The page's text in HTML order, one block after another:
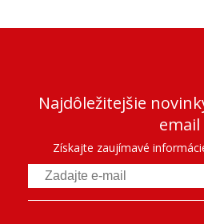
Najdôležitejšie
email
Získajte zaujímavé